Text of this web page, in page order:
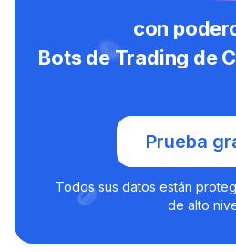
con
Bots de Trading de
Prueba
Todos sus datos están
de alto